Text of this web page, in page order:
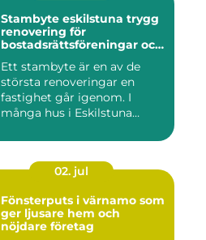
Stambyte eskilstuna trygg
renovering för
bostadsrättsföreningar och
Ett stambyte är en av de
största renoveringar en
fastighet går igenom. I
många hus i Eskilstuna
02. jul
Fönsterputs i värnamo som
ger ljusare hem och
nöjdare företag